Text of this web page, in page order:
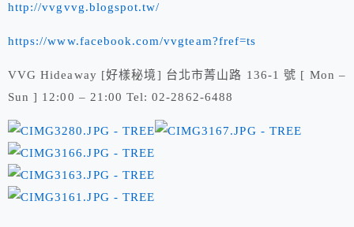
http://vvgvvg.blogspot.tw/
https://www.facebook.com/vvgteam?fref=ts
VVG Hideaway [好樣秘境] 台北市菁山路 136-1 號 [ Mon –
Sun ] 12:00 – 21:00 Tel: 02-2862-6488